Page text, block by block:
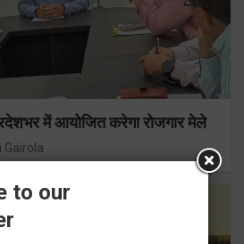
में आयोजित करेगा रोजगार मेले
Gairola
to our